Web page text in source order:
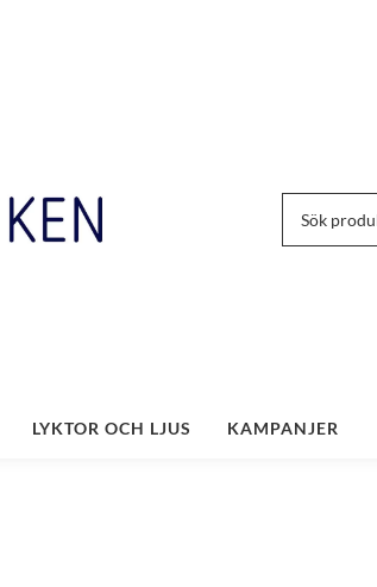
LYKTOR OCH LJUS KAMPANJER